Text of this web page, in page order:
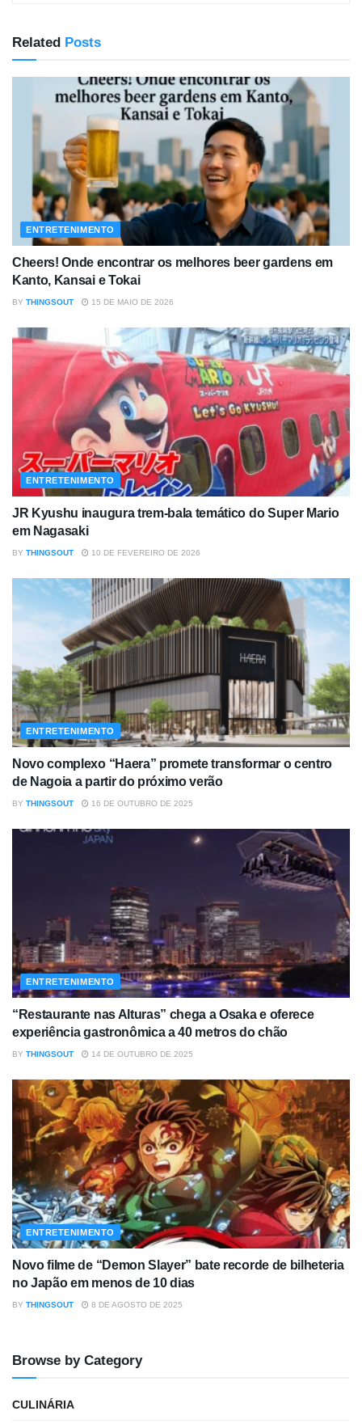
Related Posts
ENTRETENIMENTO
Cheers! Onde encontrar os melhores beer gardens em
Kanto, Kansai e Tokai
BY THINGSOUT 15 DE MAIO DE 2026
ENTRETENIMENTO
JR Kyushu inaugura trem-bala temático do Super Mario
em Nagasaki
BY THINGSOUT 10 DE FEVEREIRO DE 2026
ENTRETENIMENTO
Novo complexo “Haera” promete transformar o centro
de Nagoia a partir do próximo verão
BY THINGSOUT 16 DE OUTUBRO DE 2025
ENTRETENIMENTO
“Restaurante nas Alturas” chega a Osaka e oferece
experiência gastronômica a 40 metros do chão
BY THINGSOUT 14 DE OUTUBRO DE 2025
ENTRETENIMENTO
Novo filme de “Demon Slayer” bate recorde de bilheteria
no Japão em menos de 10 dias
BY THINGSOUT 8 DE AGOSTO DE 2025
Browse by Category
CULINÁRIA